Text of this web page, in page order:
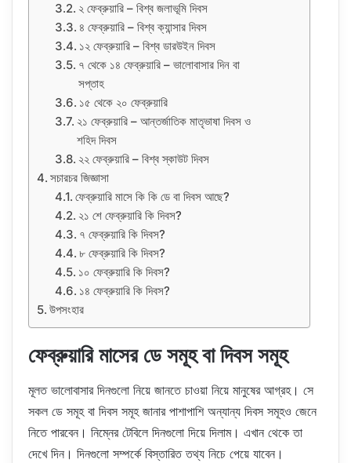
২ ফেব্রুয়ারি – বিশ্ব জলাভূমি দিবস
৪ ফেব্রুয়ারি – বিশ্ব ক্যান্সার দিবস
১২ ফেব্রুয়ারি – বিশ্ব ডারউইন দিবস
৭ থেকে ১৪ ফেব্রুয়ারি – ভালোবাসার দিন বা
সপ্তাহ
১৫ থেকে ২০ ফেব্রুয়ারি
২১ ফেব্রুয়ারি – আন্তর্জাতিক মাতৃভাষা দিবস ও
শহিদ দিবস
২২ ফেব্রুয়ারি – বিশ্ব স্কাউট দিবস
সচারচর জিজ্ঞাসা
ফেব্রুয়ারি মাসে কি কি ডে বা দিবস আছে?
২১ শে ফেব্রুয়ারি কি দিবস?
৭ ফেব্রুয়ারি কি দিবস?
৮ ফেব্রুয়ারি কি দিবস?
১০ ফেব্রুয়ারি কি দিবস?
১৪ ফেব্রুয়ারি কি দিবস?
উপসংহার
ফেব্রুয়ারি মাসের ডে সমূহ বা দিবস সমূহ
মূলত ভালোবাসার দিনগুলো নিয়ে জানতে চাওয়া নিয়ে মানুষের আগ্রহ। সে
সকল ডে সমূহ বা দিবস সমূহ জানার পাশাপাশি অন্যান্য দিবস সমূহও জেনে
নিতে পারবেন। নিম্নের টেবিলে দিনগুলো দিয়ে দিলাম। এখান থেকে তা
দেখে দিন। দিনগুলো সম্পর্কে বিস্তারিত তথ্য নিচে পেয়ে যাবেন।